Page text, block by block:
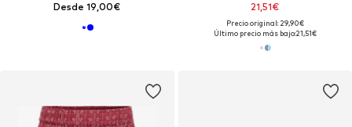
Desde 19,00€ 21,51€
Precio original: 29,90€
Último precio más bajo:21,51€